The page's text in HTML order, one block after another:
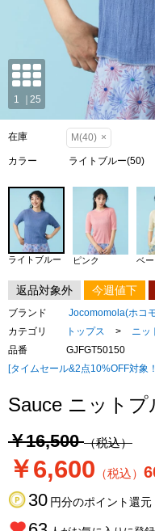
在庫 M(40) ×
カラー ライトブルー(50)
ライトブルー ピンク ベー
返品対象外 今週値下
ブランド
Jocomomola(ホコ
カテゴリ
トップス >
ニッ
品番
GJFGT50150
[タイムセール&2点10%OFF対象
Sauce ニットプ
￥16,500（税込）
￥6,600 （税込）
30 円分のポイント還元